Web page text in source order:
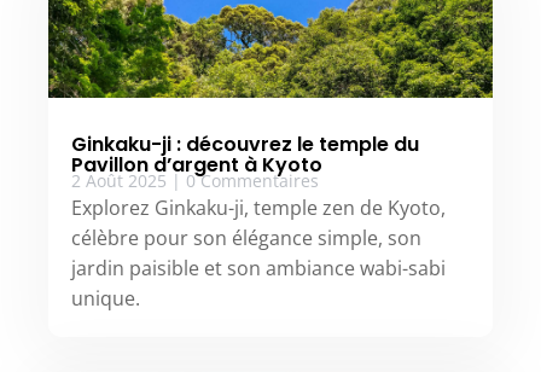
Ginkaku-ji : découvrez le temple du
Pavillon d’argent à Kyoto
2 Août 2025 | 0 Commentaires
Explorez Ginkaku-ji, temple zen de Kyoto,
célèbre pour son élégance simple, son
jardin paisible et son ambiance wabi-sabi
unique.